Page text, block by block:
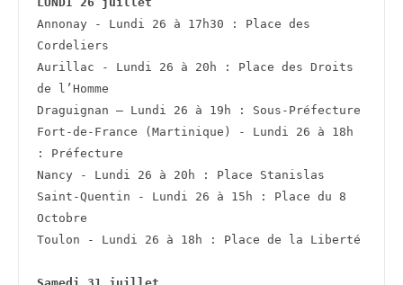
Annonay - Lundi 26 à 17h30 : Place des
Cordeliers
Aurillac - Lundi 26 à 20h : Place des Droits
de l’Homme
Draguignan – Lundi 26 à 19h : Sous-Préfecture
Fort-de-France (Martinique) - Lundi 26 à 18h
: Préfecture
Nancy - Lundi 26 à 20h : Place Stanislas
Saint-Quentin - Lundi 26 à 15h : Place du 8
Octobre
Toulon - Lundi 26 à 18h : Place de la Liberté